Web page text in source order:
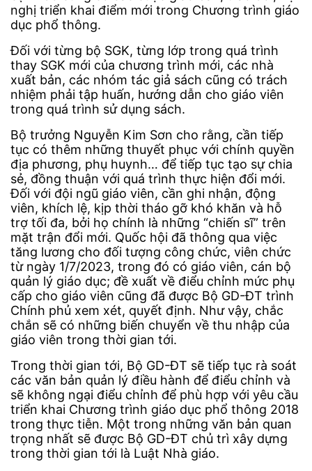
nghị triển khai điểm mới trong Chương trình giáo
dục phổ thông.
Đối với từng bộ SGK, từng lớp trong quá trình
thay SGK mới của chương trình mới, các nhà
xuất bản, các nhóm tác giả sách cũng có trách
nhiệm phải tập huấn, hướng dẫn cho giáo viên
trong quá trình sử dụng sách.
Bộ trưởng Nguyễn Kim Sơn cho rằng, cần tiếp
tục có thêm những thuyết phục với chính quyền
địa phương, phụ huynh… để tiếp tục tạo sự chia
sẻ, đồng thuận với quá trình thực hiện đổi mới.
Đối với đội ngũ giáo viên, cần ghi nhận, động
viên, khích lệ, kịp thời tháo gỡ khó khăn và hỗ
trợ tối đa, bởi họ chính là những “chiến sĩ” trên
mặt trận đổi mới. Quốc hội đã thông qua việc
tăng lương cho đối tượng công chức, viên chức
từ ngày 1/7/2023, trong đó có giáo viên, cán bộ
quản lý giáo dục; đề xuất về điểu chỉnh mức phụ
cấp cho giáo viên cũng đã được Bộ GD-ĐT trình
Chính phủ xem xét, quyết định. Như vậy, chắc
chắn sẽ có những biến chuyển về thu nhập của
giáo viên trong thời gian tới.
Trong thời gian tới, Bộ GD-ĐT sẽ tiếp tục rà soát
các văn bản quản lý điều hành để điểu chỉnh và
sẽ không ngại điểu chỉnh để phù hợp với yêu cầu
triển khai Chương trình giáo dục phổ thông 2018
trong thực tiễn. Một trong những văn bản quan
trọng nhất sẽ được Bộ GD-ĐT chủ trì xây dựng
trong thời gian tới là Luật Nhà giáo.